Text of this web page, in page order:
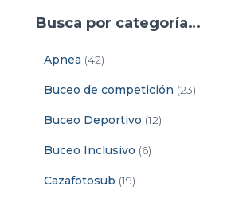
Busca por categoría…
Apnea (42)
Buceo de competición (23)
Buceo Deportivo (12)
Buceo Inclusivo (6)
Cazafotosub (19)